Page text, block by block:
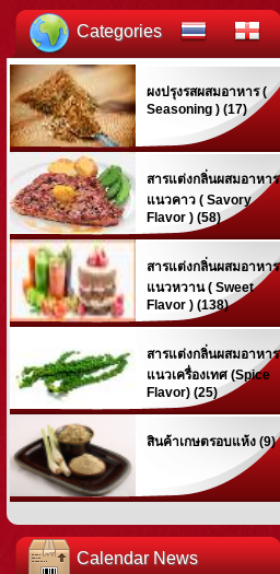
Categories
ผงปรุงรสผสมอาหาร (
Seasoning ) (17)
สารแต่งกลิ่นผสมอาหาร
แนวคาว ( Savory
Flavor ) (58)
สารแต่งกลิ่นผสมอาหาร
แนวหวาน ( Sweet
Flavor ) (138)
สารแต่งกลิ่นผสมอาหาร
แนวเครื่องเทศ (Spice
Flavor) (25)
สินค้าเกษตรอบแห้ง (9)
Calendar News